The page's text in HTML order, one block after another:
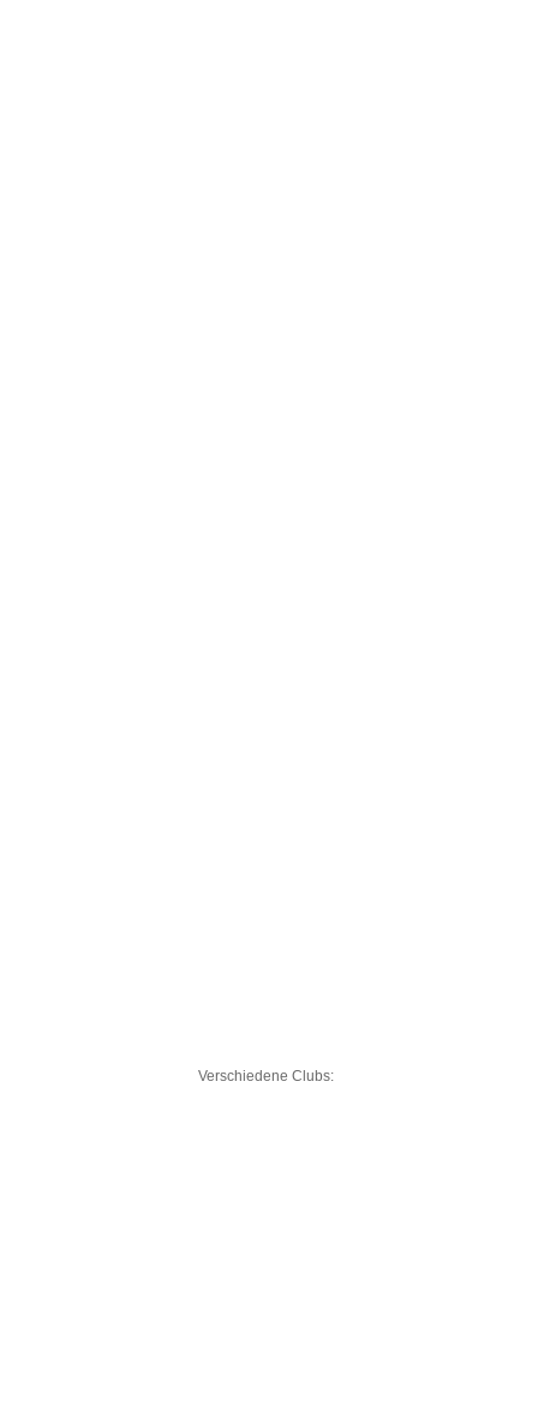
Verschiedene Clubs: